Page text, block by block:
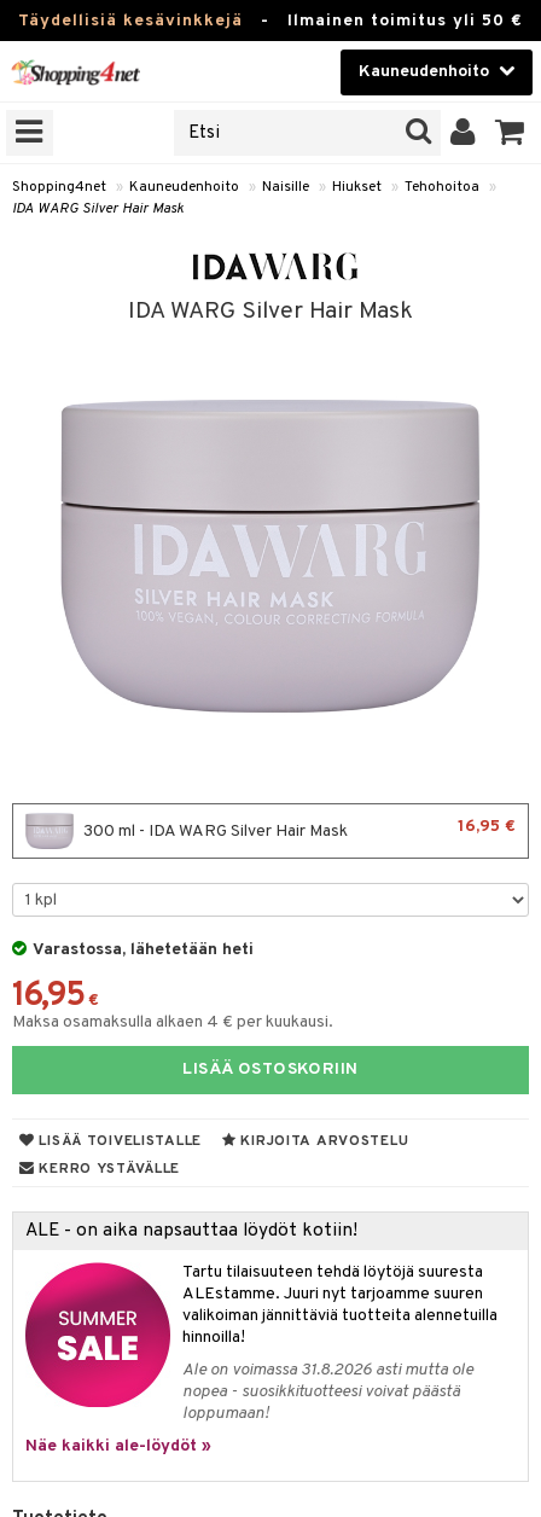
Täydellisiä kesävinkkejä - Ilmainen toimitus yli 50 €
Kauneudenhoito
Kauneudenhoito
Piilolinssit
Shopping4net » Kauneudenhoito » Naisille » Hiukset » Tehohoitoa
»
IDA WARG Silver Hair Mask
IDA WARG Silver Hair Mask
300 ml - IDA WARG Silver Hair Mask 16,95 €
Varastossa, lähetetään heti
16,95 €
Maksa osamaksulla alkaen 4 € per kuukausi.
LISÄÄ OSTOSKORIIN
LISÄÄ TOIVELISTALLE
KIRJOITA ARVOSTELU
KERRO YSTÄVÄLLE
ALE - on aika napsauttaa löydöt kotiin!
Tartu tilaisuuteen tehdä löytöjä suuresta
ALEstamme. Juuri nyt tarjoamme suuren
valikoiman jännittäviä tuotteita alennetuilla
hinnoilla!
Ale on voimassa 31.8.2026 asti mutta ole
nopea - suosikkituotteesi voivat päästä
loppumaan!
Näe kaikki ale-löydöt »
& Antifrizz
tuotteet
& Geeli
hoito
iho
iho
iho
Päivävoide
hoito
tarvikkeet
/ Kajaali
&
Lapset
Set
tuotteet
hoito
poisto
hoito
tuotteet
shave balm
shave lotion
de cologne
de toilette